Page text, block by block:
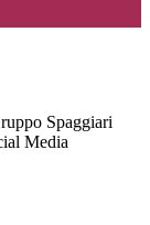
Spaggiari
Media